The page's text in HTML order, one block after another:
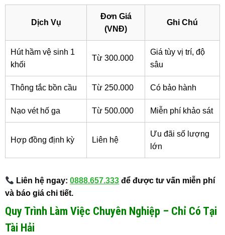
Dịch Vụ
Đơn Giá
(VNĐ)
Ghi Chú
Hút hầm vệ sinh 1
khối
Từ 300.000
Giá tùy vị trí, độ
sâu
Thông tắc bồn cầu Từ 250.000 Có bảo hành
Nạo vét hố ga Từ 500.000 Miễn phí khảo sát
Hợp đồng định kỳ Liên hệ
Ưu đãi số lượng
lớn
Liên hệ ngay:0888.657.333 để được tư vấn miễn phí
và báo giá chi tiết.
Quy Trình Làm Việc Chuyên Nghiệp – Chỉ Có Tại
Tài Hải